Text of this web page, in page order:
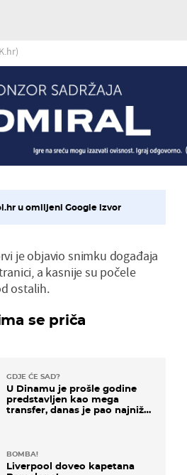
u omiljeni Google izvor
je objavio snimku događaja
a kasnije su počele
ostalih.
se priča
GDJE ĆE SAD?
U Dinamu je prošle godine
predstavljen kao mega
transfer, danas je pao najniže
BOMBA!
Liverpool doveo kapetana